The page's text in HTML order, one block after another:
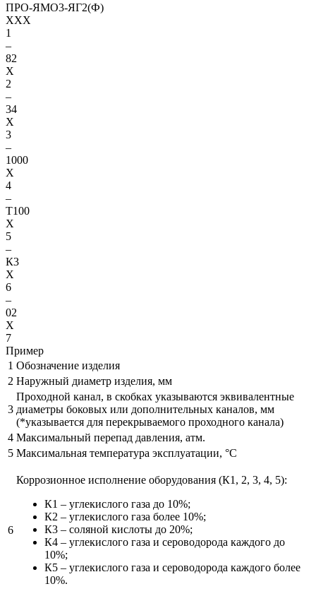
ПРО-ЯМО3-ЯГ2(Ф)
XXX
1
–
82
X
2
–
34
X
3
–
1000
X
4
–
Т100
X
5
–
К3
X
6
–
02
X
7
Пример
1 Обозначение изделия
2 Наружный диаметр изделия, мм
3
Проходной канал, в скобках указываются эквивалентные
диаметры боковых или дополнительных каналов, мм
(*указывается для перекрываемого проходного канала)
4 Максимальный перепад давления, атм.
5 Максимальная температура эксплуатации, °С
6
Коррозионное исполнение оборудования (К1, 2, 3, 4, 5):
К1 – углекислого газа до 10%;
К2 – углекислого газа более 10%;
К3 – соляной кислоты до 20%;
К4 – углекислого газа и сероводорода каждого до
10%;
К5 – углекислого газа и сероводорода каждого более
10%.